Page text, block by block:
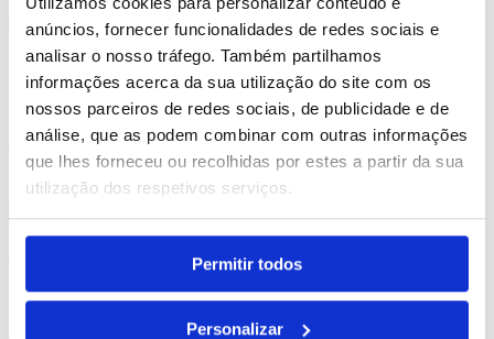
anúncios, fornecer funcionalidades de redes sociais e
analisar o nosso tráfego. Também partilhamos
informações acerca da sua utilização do site com os
nossos parceiros de redes sociais, de publicidade e de
análise, que as podem combinar com outras informações
que lhes forneceu ou recolhidas por estes a partir da sua
utilização dos respetivos serviços.
Permitir todos
Personalizar
Serpa
REF. BI-PS-92069
11.29 €
REF. BI-PS-92073